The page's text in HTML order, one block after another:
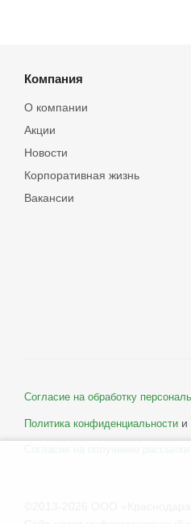
Компания
О компании
Акции
Новости
Корпоративная жизнь
Вакансии
Согласие на обработку
Политика конфиденциальности и
©2013-2026 ООО